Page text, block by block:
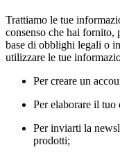
Trattiamo le tue
consenso che hai fornito,
base di obblighi legali o
utilizzare le tue
Per creare un
Per elaborare il tuo
Per inviarti la
prodotti;